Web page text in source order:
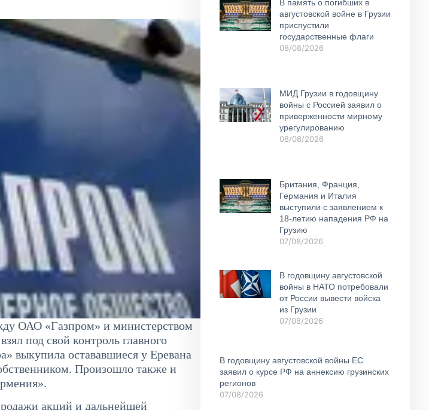
ОАО «Газпром» и министерством
под свой контроль главного
выкупила остававшиеся у Еревана
Произошло также и
акций и дальнейшей
В память о погибших в
августовской войне в Грузии
приспустили
государственные флаги
08/08/2026
МИД Грузии в годовщину
войны с Россией заявил о
приверженности мирному
урегулированию
08/08/2026
Британия, Франция,
Германия и Италия
выступили с заявлением к
18-летию нападения РФ на
Грузию
07/08/2026
В годовщину августовской
войны в НАТО потребовали
от России вывести войска
из Грузии
07/08/2026
В годовщину августовской войны ЕС
заявил о курсе РФ на аннексию грузинских
регионов
07/08/2026